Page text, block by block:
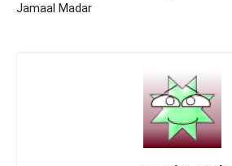
Jamaal Madar